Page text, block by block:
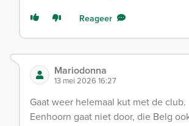
Reageer
Mariodonna
13 mei 2026 16:27
Gaat weer helemaal kut met de club.
Eenhoorn gaat niet door, die Belg